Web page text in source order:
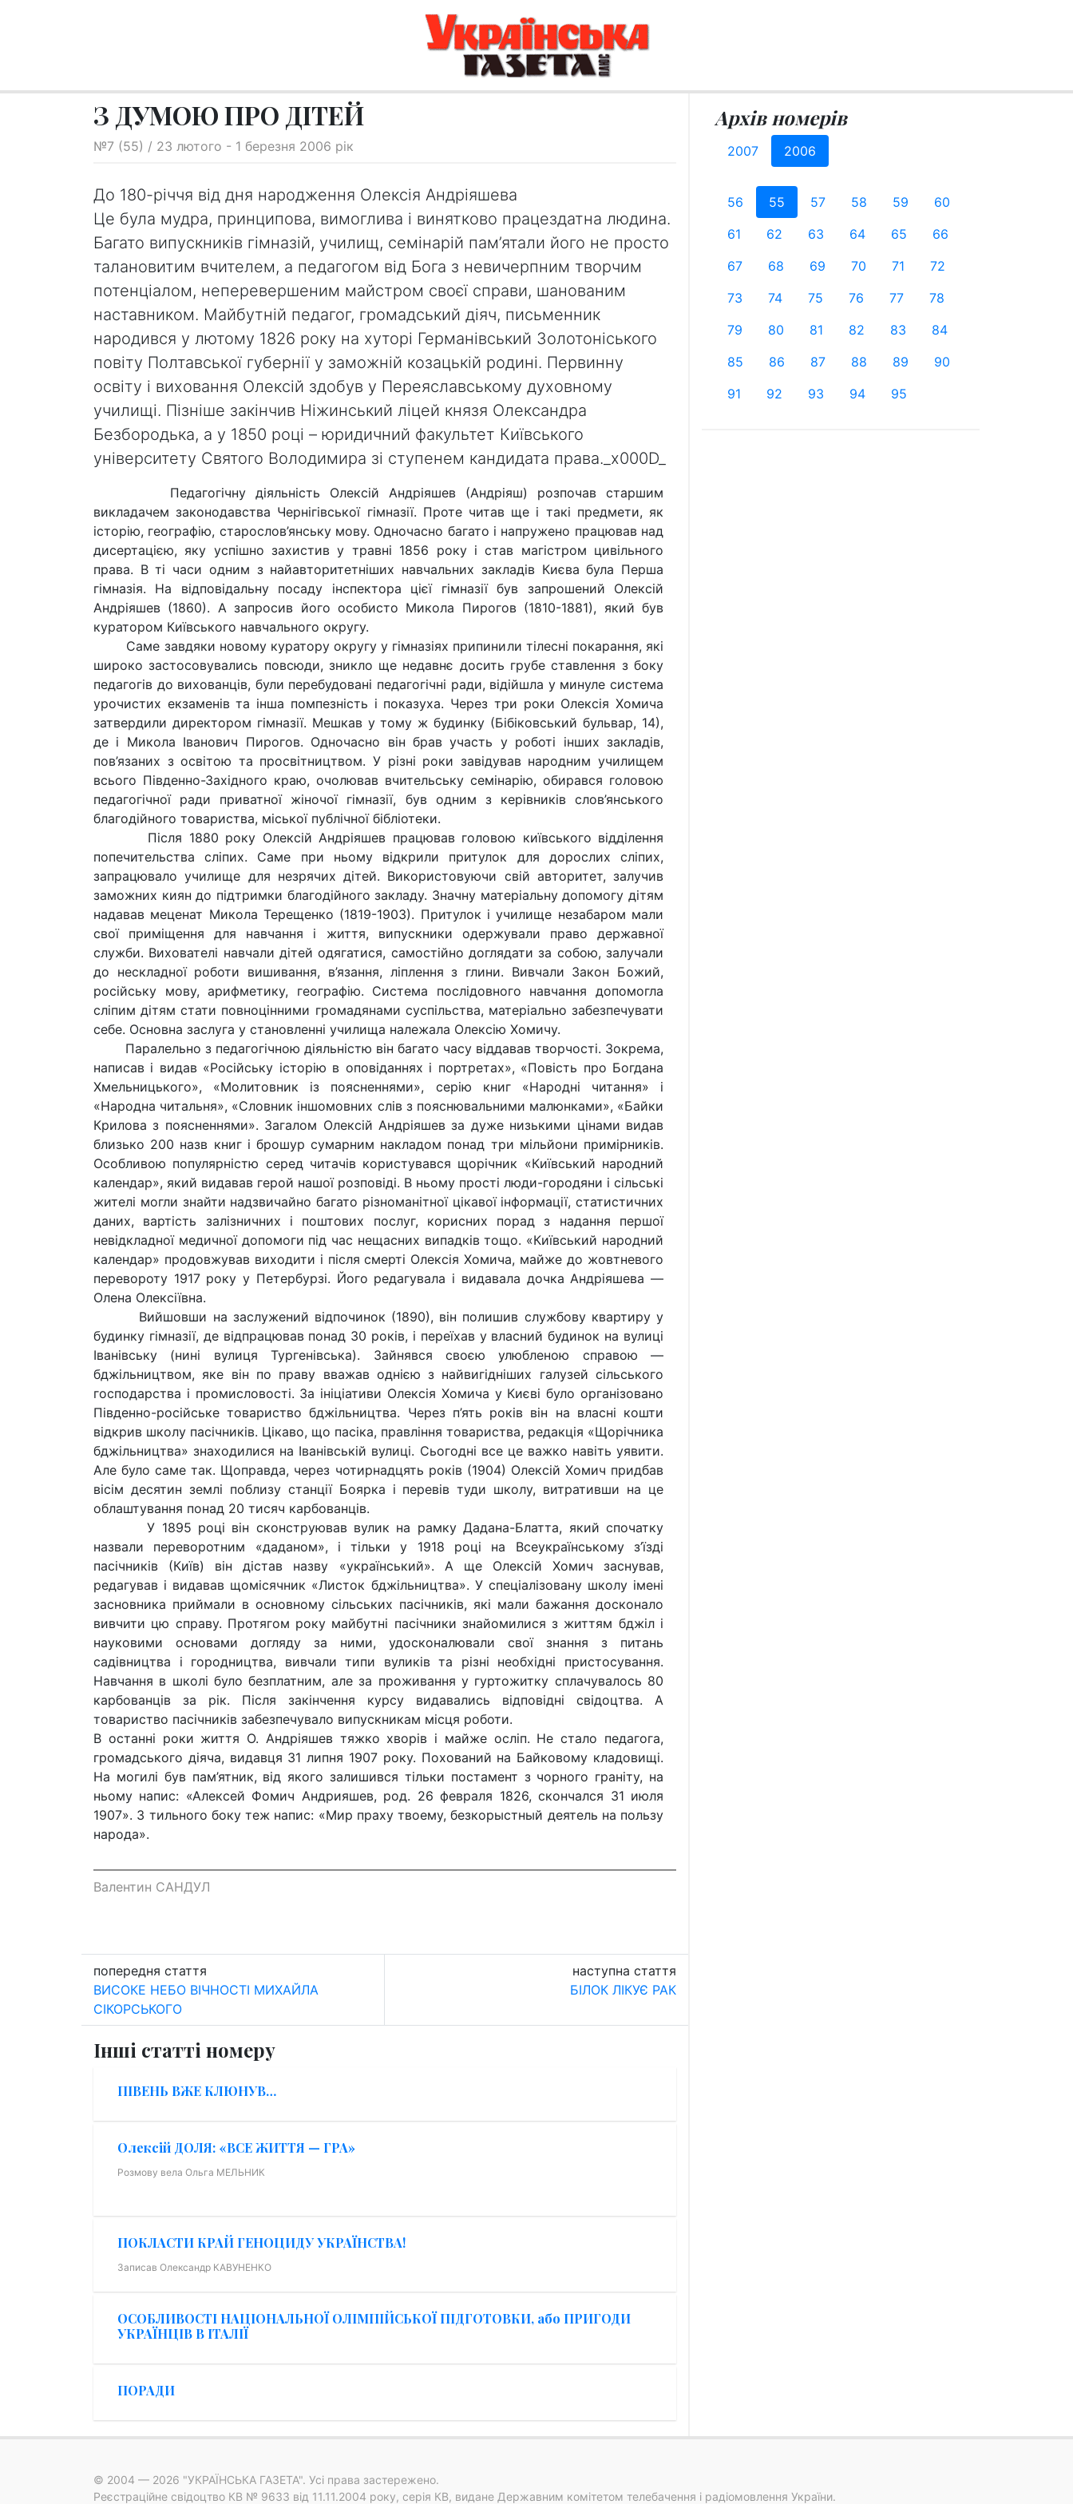
З ДУМОЮ ПРО ДІТЕЙ
№7 (55) / 23 лютого - 1 березня 2006 рік
До 180-річчя від дня народження Олексія Андріяшева
Це була мудра, принципова, вимоглива і винятково працездатна людина.
Багато випускників гімназій, училищ, семінарій пам’ятали його не просто
талановитим вчителем, а педагогом від Бога з невичерпним творчим
потенціалом, неперевершеним майстром своєї справи, шанованим
наставником. Майбутній педагог, громадський діяч, письменник
народився у лютому 1826 року на хуторі Германівський Золотоніського
повіту Полтавської губернії у заможній козацькій родині. Первинну
освіту і виховання Олексій здобув у Переяславському духовному
училищі. Пізніше закінчив Ніжинський ліцей князя Олександра
Безбородька, а у 1850 році – юридичний факультет Київського
університету Святого Володимира зі ступенем кандидата права._x000D_
Педагогічну діяльність Олексій Андріяшев (Андріяш) розпочав старшим
викладачем законодавства Чернігівської гімназії. Проте читав ще і такі предмети, як
історію, географію, старослов’янську мову. Одночасно багато і напружено працював над
дисертацією, яку успішно захистив у травні 1856 року і став магістром цивільного
права. В ті часи одним з найавторитетніших навчальних закладів Києва була Перша
гімназія. На відповідальну посаду інспектора цієї гімназії був запрошений Олексій
Андріяшев (1860). А запросив його особисто Микола Пирогов (1810-1881), який був
куратором Київського навчального округу.
Саме завдяки новому куратору округу у гімназіях припинили тілесні покарання, які
широко застосовувались повсюди, зникло ще недавнє досить грубе ставлення з боку
педагогів до вихованців, були перебудовані педагогічні ради, відійшла у минуле система
урочистих екзаменів та інша помпезність і показуха. Через три роки Олексія Хомича
затвердили директором гімназії. Мешкав у тому ж будинку (Бібіковський бульвар, 14),
де і Микола Іванович Пирогов. Одночасно він брав участь у роботі інших закладів,
пов’язаних з освітою та просвітництвом. У різні роки завідував народним училищем
всього Південно-Західного краю, очолював вчительську семінарію, обирався головою
педагогічної ради приватної жіночої гімназії, був одним з керівників слов’янського
благодійного товариства, міської публічної бібліотеки.
Після 1880 року Олексій Андріяшев працював головою київського відділення
попечительства сліпих. Саме при ньому відкрили притулок для дорослих сліпих,
запрацювало училище для незрячих дітей. Використовуючи свій авторитет, залучив
заможних киян до підтримки благодійного закладу. Значну матеріальну допомогу дітям
надавав меценат Микола Терещенко (1819-1903). Притулок і училище незабаром мали
свої приміщення для навчання і життя, випускники одержували право державної
служби. Вихователі навчали дітей одягатися, самостійно доглядати за собою, залучали
до нескладної роботи вишивання, в’язання, ліплення з глини. Вивчали Закон Божий,
російську мову, арифметику, географію. Система послідовного навчання допомогла
сліпим дітям стати повноцінними громадянами суспільства, матеріально забезпечувати
себе. Основна заслуга у становленні училища належала Олексію Хомичу.
Паралельно з педагогічною діяльністю він багато часу віддавав творчості. Зокрема,
написав і видав «Російську історію в оповіданнях і портретах», «Повість про Богдана
Хмельницького», «Молитовник із поясненнями», серію книг «Народні читання» і
«Народна читальня», «Словник іншомовних слів з пояснювальними малюнками», «Байки
Крилова з поясненнями». Загалом Олексій Андріяшев за дуже низькими цінами видав
близько 200 назв книг і брошур сумарним накладом понад три мільйони примірників.
Особливою популярністю серед читачів користувався щорічник «Київський народний
календар», який видавав герой нашої розповіді. В ньому прості люди-городяни і сільські
жителі могли знайти надзвичайно багато різноманітної цікавої інформації, статистичних
даних, вартість залізничних і поштових послуг, корисних порад з надання першої
невідкладної медичної допомоги під час нещасних випадків тощо. «Київський народний
календар» продовжував виходити і після смерті Олексія Хомича, майже до жовтневого
перевороту 1917 року у Петербурзі. Його редагувала і видавала дочка Андріяшева —
Олена Олексіївна.
Вийшовши на заслужений відпочинок (1890), він полишив службову квартиру у
будинку гімназії, де відпрацював понад 30 років, і переїхав у власний будинок на вулиці
Іванівську (нині вулиця Тургенівська). Зайнявся своєю улюбленою справою —
бджільництвом, яке він по праву вважав однією з найвигідніших галузей сільського
господарства і промисловості. За ініціативи Олексія Хомича у Києві було організовано
Південно-російське товариство бджільництва. Через п’ять років він на власні кошти
відкрив школу пасічників. Цікаво, що пасіка, правління товариства, редакція «Щорічника
бджільництва» знаходилися на Іванівській вулиці. Сьогодні все це важко навіть уявити.
Але було саме так. Щоправда, через чотирнадцять років (1904) Олексій Хомич придбав
вісім десятин землі поблизу станції Боярка і перевів туди школу, витративши на це
облаштування понад 20 тисяч карбованців.
У 1895 році він сконструював вулик на рамку Дадана-Блатта, який спочатку
назвали переворотним «даданом», і тільки у 1918 році на Всеукраїнському з’їзді
пасічників (Київ) він дістав назву «український». А ще Олексій Хомич заснував,
редагував і видавав щомісячник «Листок бджільництва». У спеціалізовану школу імені
засновника приймали в основному сільських пасічників, які мали бажання досконало
вивчити цю справу. Протягом року майбутні пасічники знайомилися з життям бджіл і
науковими основами догляду за ними, удосконалювали свої знання з питань
садівництва і городництва, вивчали типи вуликів та різні необхідні пристосування.
Навчання в школі було безплатним, але за проживання у гуртожитку сплачувалось 80
карбованців за рік. Після закінчення курсу видавались відповідні свідоцтва. А
товариство пасічників забезпечувало випускникам місця роботи.
В останні роки життя О. Андріяшев тяжко хворів і майже осліп. Не стало педагога,
громадського діяча, видавця 31 липня 1907 року. Похований на Байковому кладовищі.
На могилі був пам’ятник, від якого залишився тільки постамент з чорного граніту, на
ньому напис: «Алексей Фомич Андрияшев, род. 26 февраля 1826, скончался 31 июля
1907». З тильного боку теж напис: «Мир праху твоему, безкорыстный деятель на пользу
народа».
Валентин САНДУЛ
попередня стаття
ВИСОКЕ НЕБО ВІЧНОСТІ МИХАЙЛА
СІКОРСЬКОГО
наступна стаття
БІЛОК ЛІКУЄ РАК
Інші статті номеру
ПІВЕНЬ ВЖЕ КЛЮНУВ…
Олексій ДОЛЯ: «ВСЕ ЖИТТЯ — ГРА»
Розмову вела Ольга МЕЛЬНИК
ПОКЛАСТИ КРАЙ ГЕНОЦИДУ УКРАЇНСТВА!
Записав Олександр КАВУНЕНКО
ОСОБЛИВОСТІ НАЦІОНАЛЬНОЇ ОЛІМПІЙСЬКОЇ ПІДГОТОВКИ, або ПРИГОДИ
УКРАЇНЦІВ В ІТАЛІЇ
ПОРАДИ
Архів номерів
2007 2006
56 55 57 58 59
60
61
62 63 64 65
66
67
68 69 70 71
72
73
74 75 76 77
78
79
80 81 82 83
84
85
86 87 88 89
90
91
92 93 94 95
© 2004 — 2026 "УКРАЇНСЬКА ГАЗЕТА". Усі права застережено.
Реєстраційне свідоцтво КВ № 9633 від 11.11.2004 року, серія КВ, видане Державним комітетом телебачення і радіомовлення України.